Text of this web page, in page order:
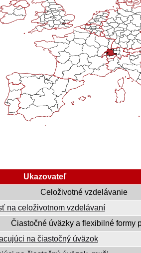
Ukazovateľ
Celoživotné vzdelávanie
na celoživotnom vzdelávaní
Čiastočné úväzky a flexibilné formy
na čiastočný úväzok